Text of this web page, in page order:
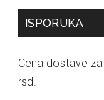
Primary
ISPORUKA
Cena dostave
rsd.